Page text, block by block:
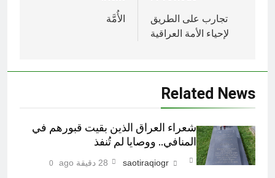
المقالات
تجارب على الطريق
لإحياء الأمة العراقية
الأُمَّة
Related News
شعراء العراق الذين بقيت قبورهم في
المنافي.. ووصايا لم تُنفذ
saotiraqiogr 28 دقيقة ago 0